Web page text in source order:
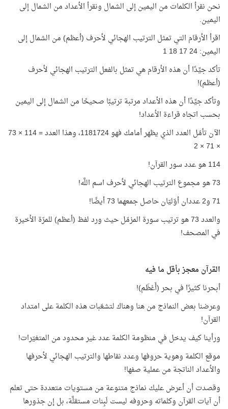
نحن نقرأ الكلمات من اليمين إلى الشمال ونقرأ الأعداد من الشمال إلى
اليمين.
اقرأ الأرقام التي تمثل الترتيب الهجائي لأحرف (أعظم) من الشمال إلى
اليمين: 24 17 18 1
تأكد جيِّدًا أن هذه الأرقام هي تمثل بالفعل الترتيب الهجائي لأحرف
(أعظم)!
وتأكد جيِّدًا أن هذه الأعداد مرتبة ترتيبًا صحيحًا من الشمال إلى اليمين
بحسب اتجاه قراءة الأعداد!
الآن تأمّل العدد الذي يظهر أمامك فهو 1181724، وهذا العدد = 114 × 73
× 71 × 2
114 هو عدد سور القرآن!
73 هو مجموع الترتيب الهجائي لأحرف اسم اللَّه!
71 و2 عددان أوّليّان حاصل جمعهما 73 أيضًا!
والعدد 73 هو ترتيب سورة المزمّل حيث ورد لفظ (أعظم) للمرّة الأخيرة
في المصحف!
القرآن معجز بأقل ما فيه
أبحرنا كثيرًا في بحر (أَعْظَم)!
وعرضنا بعض النماذج من هنا وهناك لتشعّبات هذه الكلمة على امتداد
القرآن!
ورأينا كيف يدخل في منظومة الكلمة عدد غير محدود من المتغيّرات!
موقع الكلمة وهوية حروفها وعدد نقاطها والترتيب الهجائي لأحرفها
والأعداد الناتجة من عملية صفها!
وقصدت أن أعرض عليك نماذج متنوعة من مستويات متعددة حتى تعلم
أن آيات القرآن وكلماته وحروفه ليست لَبِنات مستقلَّة، بل إن جذورها